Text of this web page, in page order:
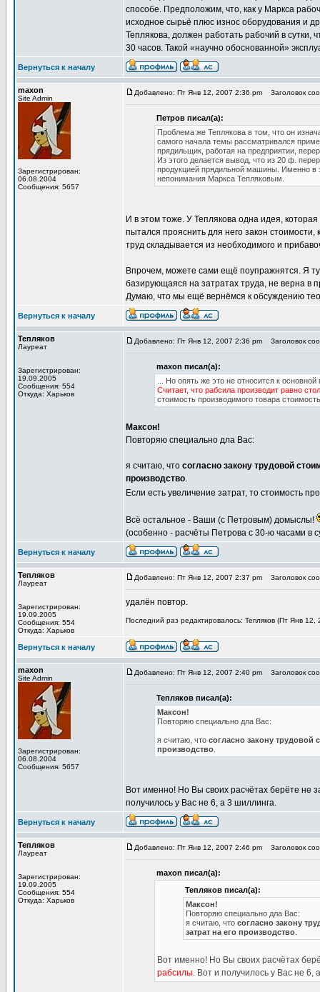
способе. Предположим, что, как у Маркса
исходное сырьё плюс износ оборудования и
Теплякова, должен работать рабочий в
30 часов. Такой «научно обоснованной»
Вернуться к началу
maxon
Site Admin
Зарегистрирован:
06.08.2004
Сообщения: 5657
Добавлено: Пт Янв 12, 2007 2:36 pm Заголовок
Петров писал(а):
Проблема же Теплякова в том, что он
самого начала темы рассматривался
прядильщик, работая на предприятии,
Из этого делается вывод, что из 20 ф.
продукцией прядильной машины. Именно в
непонимания Маркса Тепляковым.
И в этом тоже. У Теплякова одна идея,
пытался прояснить для него закон
труд складывается из необходимого и
Впрочем, можете сами ещё поупражнятся. Я
базирующаяся на затратах труда, не верна в
Думаю, что мы ещё вернёмся к обсуждению
Вернуться к началу
Тепляков
Лауреат
Зарегистрирован:
19.09.2005
Сообщения: 554
Откуда: Харьков
Добавлено: Пт Янв 12, 2007 2:36 pm Заголовок
maxon писал(а):
... Но опять же это не относится к
Считает, что рабсила производит равно
стоимость производимого товара
Максон!
Повторяю специально дла Вас:
я считаю, что согласно закону трудовой
производство.
Если есть увеличение затрат, то стоимость
Всё остальное - Ваши (с Петровым) домыслы!
(особенно - расчёты Петрова с 30-ю часами в
Вернуться к началу
Тепляков
Лауреат
Зарегистрирован:
19.09.2005
Сообщения: 554
Откуда: Харьков
Добавлено: Пт Янв 12, 2007 2:37 pm Заголовок
удалён повтор.
Последний раз редактировалось: Тепляков (Пт Янв 12,
Вернуться к началу
maxon
Site Admin
Зарегистрирован:
06.08.2004
Сообщения: 5657
Добавлено: Пт Янв 12, 2007 2:40 pm Заголовок
Тепляков писал(а):
Максон!
Повторяю специально дла Вас:
я считаю, что согласно закону трудовой
производство
Вот именно! Но Вы своих расчётах берёте не
получилось у Вас не 6, а 3 шиллинга.
Вернуться к началу
Тепляков
Лауреат
Зарегистрирован:
19.09.2005
Сообщения: 554
Откуда: Харьков
Добавлено: Пт Янв 12, 2007 2:46 pm Заголовок
maxon писал(а):
Тепляков писал(а):
Максон!
Повторяю специально дла Вас:
я считаю, что согласно закону
затрат на его производство
Вот именно! Но Вы своих расчётах
рабсилы. Вот и получилось у Вас не 6,